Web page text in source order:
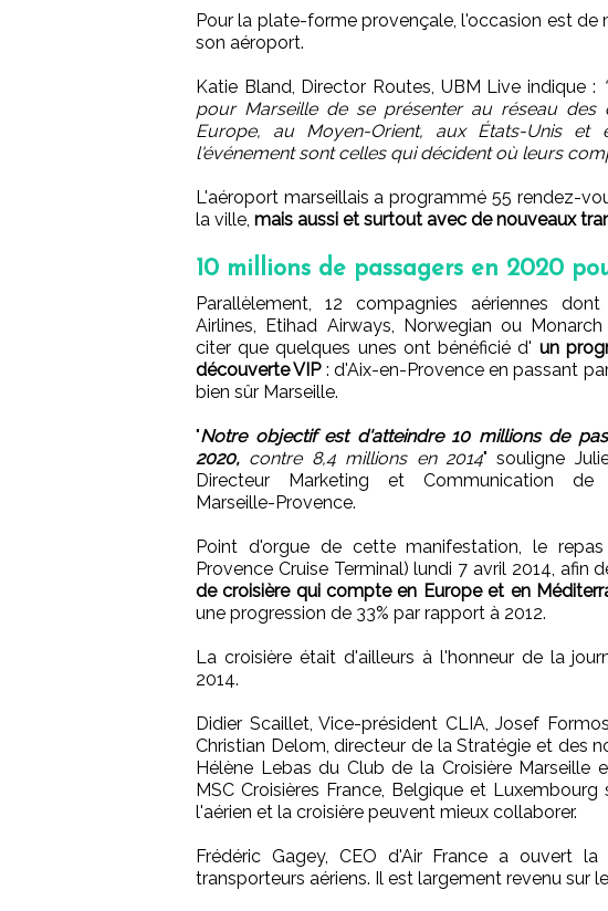
Pour la plate-forme provençale, l'occasion est
son aéroport.
Katie Bland, Director Routes, UBM Live indique :
pour Marseille de se présenter au réseau des
Europe, au Moyen-Orient, aux États-Unis et
l'événement sont celles qui décident où leurs
L'aéroport marseillais a programmé 55 rendez-
la ville, mais aussi et surtout avec de nouveaux
10 millions de passagers en 2020
Parallèlement, 12 compagnies aériennes dont
Airlines, Etihad Airways, Norwegian ou
citer que quelques unes ont bénéficié d' un
découverte VIP: d'Aix-en-Provence en passant
bien sûr Marseille.
"Notre objectif est d'atteindre 10 millions de
2020, contre 8,4 millions en 2014" souligne
Directeur Marketing et Communication de
Marseille-Provence.
Point d'orgue de cette manifestation, le
Provence Cruise Terminal) lundi 7 avril 2014, afin
de croisière qui compte en Europe et en
une progression de 33% par rapport à 2012.
La croisière était d'ailleurs à l'honneur de la
2014.
Didier Scaillet, Vice-président CLIA, Josef
Christian Delom, directeur de la Stratégie et des
Hélène Lebas du Club de la Croisière Marseille
MSC Croisières France, Belgique et
l'aérien et la croisière peuvent mieux collaborer.
Frédéric Gagey, CEO d'Air France a ouvert
transporteurs aériens. Il est largement revenu sur